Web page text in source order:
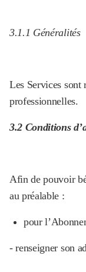
3.1.1 Généralités
Les Services sont
professionnelles.
3.2 Conditions
Afin de pouvoir
au préalable :
pour
- renseigner son